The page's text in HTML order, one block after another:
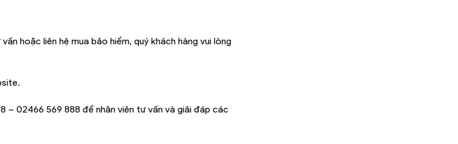
hoặc liên hệ mua bảo hiểm, quý khách hàng vui lòng
– 02466 569 888 để nhân viên tư vấn và giải đáp các